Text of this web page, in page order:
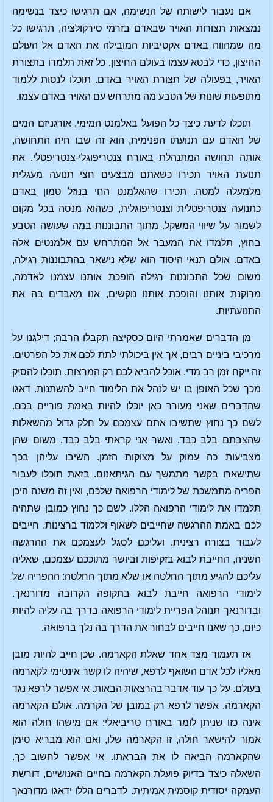
אם נעבור לישותה של הנשימה, אם תרגישו כיצד בנשימה
נמצאות תצורות האויר שבאדם בזרמי סירקולציה, תרגישו כל
מה שמהווה באדם אקטיביות המובילה את האדם אל העולם
החיצון, כדי לבטא עצמו בעולם החיצון. כל זאת תלמדו בתצורת
האויר, בפעולה של תצורת האויר באדם. תוכלו לנסות ללמוד
מתופעות שונות של הטבע מה מתרחש עם האויר באדם עצמו.
תוכלו לדעת כיצד כל הפועל באלמנט המימי, אורגניזם המים
של האדם עם תנועתו הפנימית, הוא זה שבו חיה התחושה,
אותה תחושה המתנהלת באורח צנטריפוגלי-צנטריפטלי. את
תנועת האויר תכירו כשאתם מבצעים חצי תנועה מעגלית
מלמעלה למטה. תכירו שהאלמנט החי בנוזל טמון באדם
כתנועה צנטריפטלית וצנטריפוגלית, כשהוא מנסה בכל מקום
לשמור על שיווי המשקל. מתוך התבוננות במה שעושה הטבע
בחוץ, תלמדו את המעבר אל המתרחש עם אלמנטים אלה
באדם. אולם תנאי היסוד הוא שלא נישאר בהתבוננות רגילה,
משום שכל התבוננות רגילה הופכת אותנו עצמנו לאדמה,
מרוקנת אותנו והופכת אותנו נוקשים, אנו מאבדים בה את
התנועתיות.
מן הדברים שאמרתי היום כסקיצה תקבלו הרבה; דילגנו על
מרכיבי ביניים רבים, אך אין ביכולתי לתת לכם את כל הפרטים.
זה ייקח זמן רב מדי. אוכל להביא לכם רק המרצות. תוכלו להסיק
מכך שכל האופן בו יש לנהל את הלימוד חייב להשתנות. דאגו
שהדברים שאני מעורר כאן יוכלו להיות באמת פוריים בכם.
לשם כך נחוץ שתשיבו אתם עצמכם על חלק גדול מהשאלות
שהצבתם בלב כבד, ואשר אני קראתי בלב כבד, משום שהן
מצביעות כה עמוק על מצוקות הזמן. השיבו עליהן בכך
שתישארו בקשר מתמשך עם הגיתאנום. בזאת תוכלו לעבור
הפריה מתמשכת של לימודי הרפואה שלכם, ואין זה משנה היכן
תלמדו את לימודי הרפואה הללו. לשם כך נחוץ כמובן שתהיה
לכם באמת ההרגשה שחייבים לשאוף וללמוד ברצינות. חייבים
לעבוד בצורה רצינית. ועליכם לסגל לעצמכם את ההרגשה
השניה, החייבת לבוא בזקיפות וביושר מתוככם עצמכם, שאליה
עליכם להגיע מתוך החלטה או שלא מתוך החלטה: ההפריה של
לימודי הרפואה חייבת לבוא בתקופה הקרובה מדורנאך.
ובדורנאך תנוהל הפריית לימודי הרפואה בדרך בה עליה להיות
כיום, כך שאנו חייבים לבחור את הדרך בה נלך ברפואה.
אז תעמוד מצד אחד שאלת הקארמה. שכן חייב להיות מובן
מאליו לכל אדם השואף לרפא, שיהיה לו קשר אינטימי לקארמה
בעולם. על כך עוד אדבר בהרצאות הבאות. אי אפשר לרפא נגד
הקארמה. אפשר לרפא רק במובן של הקרמה. אולם הקארמה
אינה כזו שניתן לומר באורח טריביאלי: אם מישהו חולה הוא
אמור להישאר חולה, זו הקארמה שלו, ואם הוא מבריא סימן
שהקארמה הביאה לו את הבראתו. אי אפשר לחשוב כך.
השאלה כיצד בדיוק פועלת הקארמה בחיים האנושיים, דורשת
העמקה יסודית קוסמית אמיתית. לדברים הללו ידאגו מדורנאך